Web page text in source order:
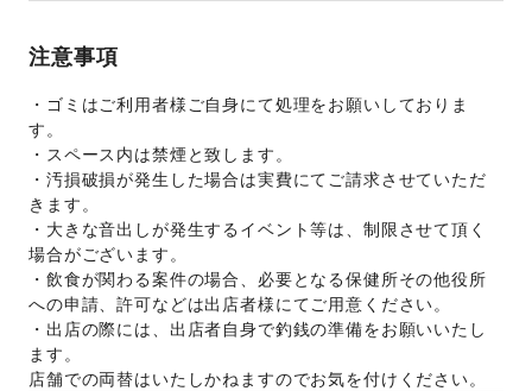
注意事項
・ゴミはご利用者様ご自身にて処理をお願いしておりま
す。
・スペース内は禁煙と致します。
・汚損破損が発生した場合は実費にてご請求させていただ
きます。
・大きな音出しが発生するイベント等は、制限させて頂く
場合がございます。
・飲食が関わる案件の場合、必要となる保健所その他役所
への申請、許可などは出店者様にてご用意ください。
・出店の際には、出店者自身で釣銭の準備をお願いいたし
ます。
店舗での両替はいたしかねますのでお気を付けください。